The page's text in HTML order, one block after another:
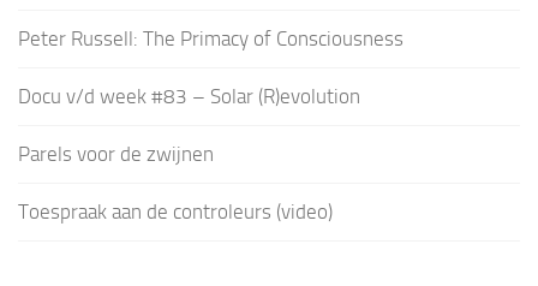
Peter Russell: The Primacy of Consciousness
Docu v/d week #83 – Solar (R)evolution
Parels voor de zwijnen
Toespraak aan de controleurs (video)